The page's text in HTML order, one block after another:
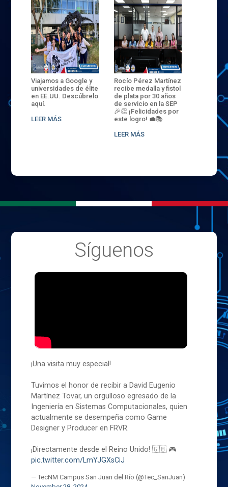
Viajamos a Google y
universidades de élite
en EE.UU. Descúbrelo
aquí.
LEER MÁS
Rocío Pérez Martínez
recibe medalla y fistol
de plata por 30 años
de servicio en la SEP
🎉👏 ¡Felicidades por
este logro! 💼📚
LEER MÁS
ENECB-
del
batalla.
32
sede
Síguenos
¡Una visita muy especial!
Tuvimos el honor de recibir a David Eugenio
Martínez Tovar, un orgulloso egresado de la
Ingeniería en Sistemas Computacionales, quien
actualmente se desempeña como Game
Designer y Producer en FRVR.
¡Directamente desde el Reino Unido! 🇬🇧 🎮
pic.twitter.com/LmYJGXsCiJ
— TecNM Campus San Juan del Río (@Tec_SanJuan)